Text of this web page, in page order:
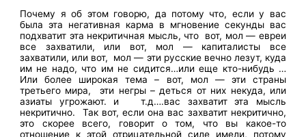
Почему я об этом говорю, да потому что, если у вас
была эта негативная карма в мгновение секунды вас
подхватит эта некритичная мысль, что вот, мол — евреи
все захватили, или вот, мол — капиталисты все
захватили, или вот, мол — эти русские вечно лезут, куда
им не надо, что им не сидится…или еще кто-нибудь …
Или более широкая тема – вот, мол — эти страны
третьего мира, эти негры – деться от них некуда, или
азиаты угрожают. и т.д….вас захватит эта мысль
некритично. Так вот, если она вас захватит некритично,
это скорее всего, говорит о том, что вы какое-то
отношение к этой отрицательной силе имели, потому